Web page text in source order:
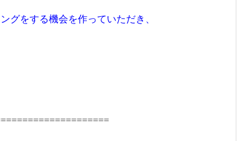
グをする機会を作っていただき、